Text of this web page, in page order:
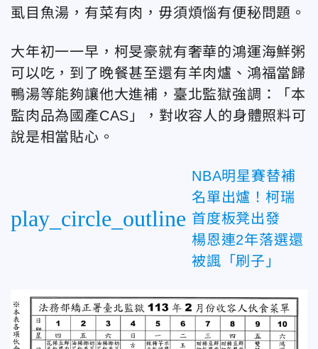
虱目魚湯，有菜有肉，毋須煩惱有便秘問題。
大年初一一早，柯旻豪就有奢華的鴻運海鮮粥
可以吃，到了晚餐甚至還有羊肉爐、鴻福當歸
鴨湯等能夠讓他大進補，臺北監獄強調：「本
監肉品為國產CAS」，對收容人的身體照料可
說是相當貼心。
play_circle_outline
NBA明星賽替補
名單出爐！柯瑞
首度板凳出發
楊恩連2年落選還
被諷「刷子」